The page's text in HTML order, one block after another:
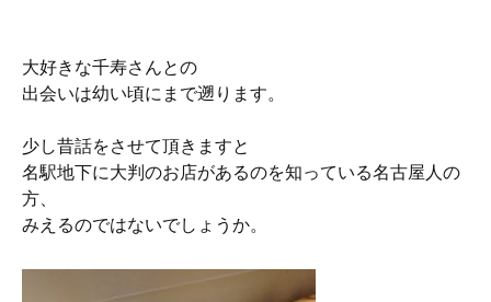
大好きな千寿さんとの
出会いは幼い頃にまで遡ります。
少し昔話をさせて頂きますと
名駅地下に大判のお店があるのを知っている名古屋人の
方、
みえるのではないでしょうか。